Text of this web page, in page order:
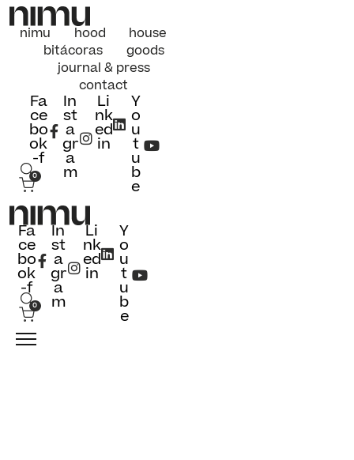
nimu hood
house
bitácoras
goods
journal & press
contact
Fa
ce
bo
ok
-f
In
st
a
gr
a
m
Li
nk
ed
in
Y
o
u
t
u
b
e
0
Fa
ce
bo
ok
-f
In
st
a
gr
a
m
Li
nk
ed
in
Y
o
u
t
u
b
e
0